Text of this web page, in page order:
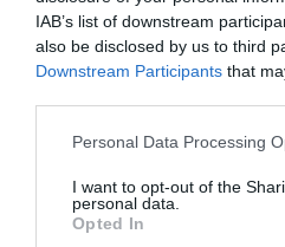
IAB’s list of downstream
also be disclosed by us to third
Downstream Participants that
Please note that this website/
not limited to your visit or usage
grant or deny consent to Google
use your data for below
Personal Data Processing
I want to opt-out of the
personal data.
Opted In
35 PERCES
FELADAT
2026.
BAKA